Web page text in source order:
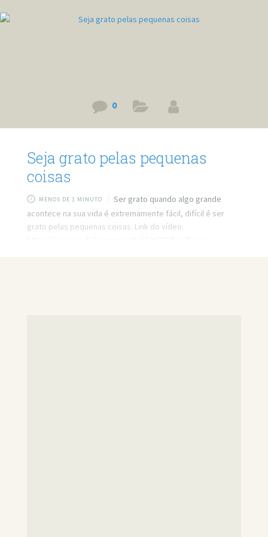
0
Seja grato pelas pequenas
coisas
MENOS DE 1 MINUTO
Ser grato quando algo grande
acontece na sua vida é extremamente fácil, difícil é ser
grato pelas pequenas coisas. Link do vídeo: